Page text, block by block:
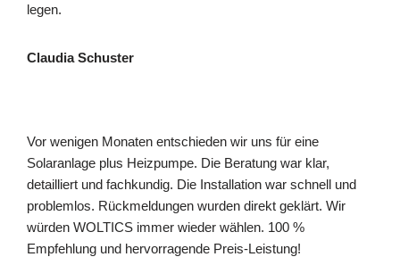
legen.
Claudia Schuster
Vor wenigen Monaten entschieden wir uns für eine
Solaranlage plus Heizpumpe. Die Beratung war klar,
detailliert und fachkundig. Die Installation war schnell und
problemlos. Rückmeldungen wurden direkt geklärt. Wir
würden WOLTICS immer wieder wählen. 100 %
Empfehlung und hervorragende Preis-Leistung!